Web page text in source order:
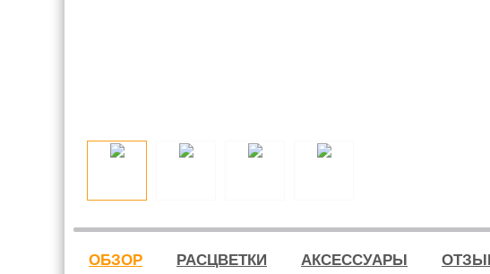
ОБЗОР РАСЦВЕТКИ АКСЕССУАРЫ